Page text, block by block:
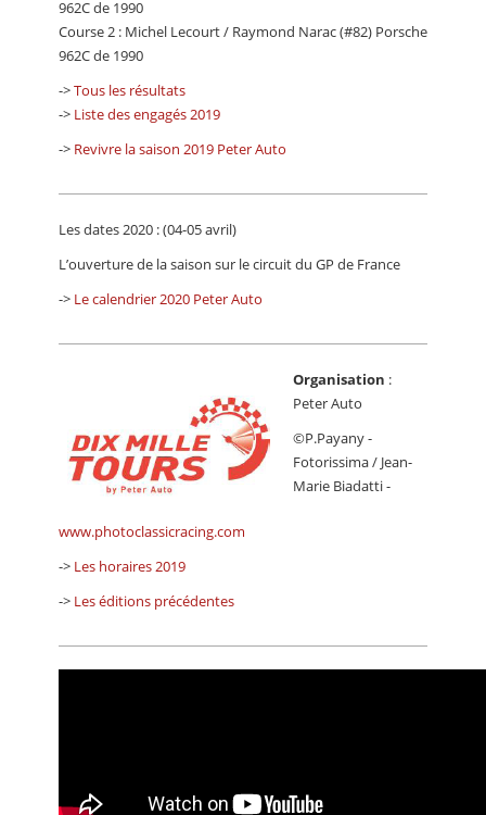
962C de 1990
Course 2 : Michel Lecourt / Raymond Narac (#82) Porsche
962C de 1990
->Tous les résultats
-> Liste des engagés 2019
-> Revivre la saison 2019 Peter Auto
Les dates 2020 : (04-05 avril)
L’ouverture de la saison sur le circuit du GP de France
-> Le calendrier 2020 Peter Auto
Organisation :
Peter Auto
©P.Payany -
Fotorissima / Jean-
Marie Biadatti -
www.photoclassicracing.com
-> Les horaires 2019
-> Les éditions précédentes